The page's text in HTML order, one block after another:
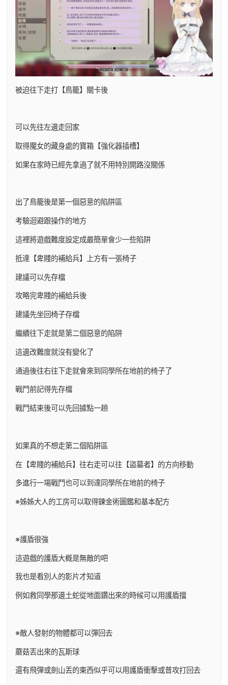
被迫往下走打【鳥籠】關卡後
可以先往左邊走回家
取得魔女的藏身處的寶箱【強化器插槽】
如果在家時已經先拿過了就不用特別開路沒關係
出了鳥籠後是第一個惡意的陷阱區
考驗迴避跟操作的地方
這裡將遊戲難度設定成最簡單會少一些陷阱
抵達【卑賤的補給兵】上方有一張椅子
建議可以先存檔
攻略完卑賤的補給兵後
建議先坐回椅子存檔
繼續往下走就是第二個惡意的陷阱
這邊改難度就沒有變化了
通過後往右往下走就會來到同學所在地前的椅子了
戰鬥前記得先存檔
戰鬥結束後可以先回據點一趟
如果真的不想走第二個陷阱區
在【卑賤的補給兵】往右走可以往【盜墓者】的方向移動
多進行一場戰鬥也可以到達同學所在地前的椅子
※姊姊大人的工房可以取得鍊金術圖鑑和基本配方
※護盾很強
這遊戲的護盾大概是無敵的吧
我也是看別人的影片才知道
例如救同學那邊土蛇從地面鑽出來的時候可以用護盾擋
※敵人發射的物體都可以彈回去
蘑菇丟出來的瓦斯球
還有飛彈或劍山丟的東西似乎可以用護盾衝擊或普攻打回去